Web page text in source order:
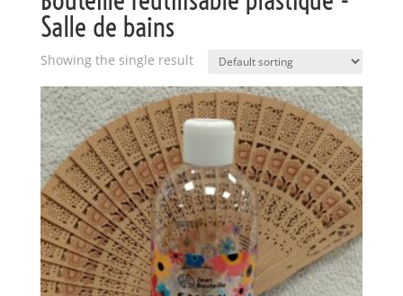
Salle de bains
Showing the single result